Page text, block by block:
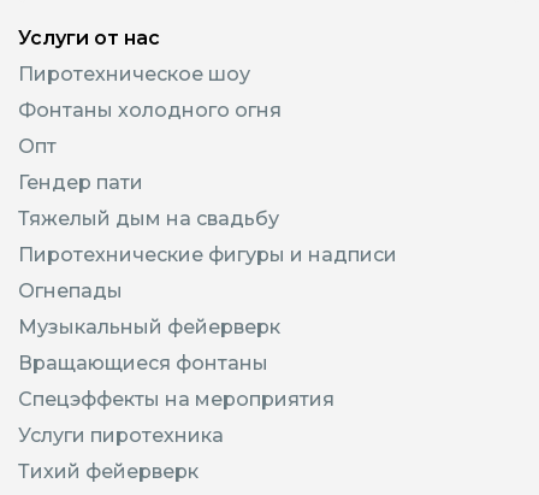
Услуги от нас
Пиротехническое шоу
Фонтаны холодного огня
Опт
Гендер пати
Тяжелый дым на свадьбу
Пиротехнические фигуры и надписи
Огнепады
Музыкальный фейерверк
Вращающиеся фонтаны
Спецэффекты на мероприятия
Услуги пиротехника
Тихий фейерверк